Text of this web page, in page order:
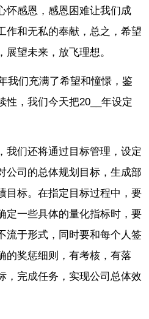
怀感恩，感恩困难让我们成
作和无私的奉献，总之，希望
望未来，放飞理想。
我们充满了希望和憧憬，鉴
性，我们今天把20__年设定
我们还将通过目标管理，设定
公司的总体规划目标，生成部
目标。在指定目标过程中，要
定一些具体的量化指标时，要
流于形式，同时要和每个人签
的奖惩细则，有考核，有落
，完成任务，实现公司总体效